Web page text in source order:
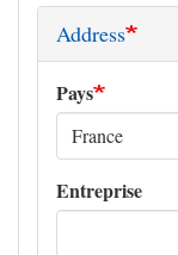
Address
Pays
Entreprise